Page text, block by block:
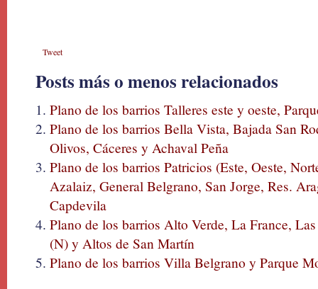
Tweet
Posts más o menos relacionados
Plano de los barrios Talleres este y oeste,
Plano de los barrios Bella Vista, Bajada San
Olivos, Cáceres y Achaval Peña
Plano de los barrios Patricios (Este, Oeste,
Azalaiz, General Belgrano, San Jorge, Res.
Capdevila
Plano de los barrios Alto Verde, La France,
(N) y Altos de San Martín
Plano de los barrios Villa Belgrano y Parque